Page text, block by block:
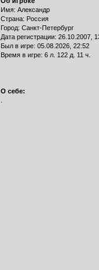
Имя: Александр
Страна: Россия
Город: Санкт-Петербург
Дата регистрации: 26.10.2007,
Был в игре: 05.08.2026, 22:52
Время в игре: 6 л. 122 д. 11 ч.
О себе: